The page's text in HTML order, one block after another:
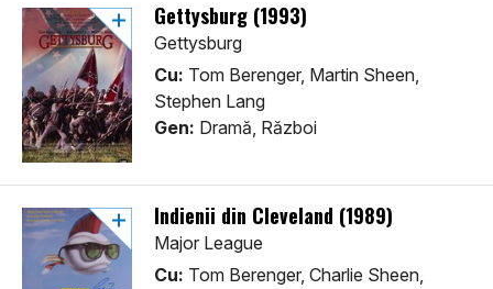
Gettysburg (1993)
Gettysburg
Cu: Tom Berenger, Martin Sheen,
Stephen Lang
Gen: Dramă, Război
Indienii din Cleveland (1989)
Major League
Cu: Tom Berenger, Charlie Sheen,